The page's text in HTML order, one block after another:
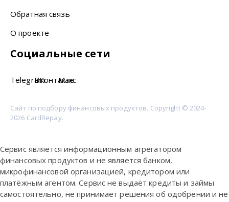
Обратная связь
О проекте
Социальные сети
TelegramВКонтакте
Макс
Сайт по подбору финансовых продуктов. Copyright © 2024-
2026 CardRepay.
Сервис является информационным агрегатором
финансовых продуктов и не является банком,
микрофинансовой организацией, кредитором или
платёжным агентом. Сервис не выдаёт кредиты и займы
самостоятельно, не принимает решения об одобрении и не